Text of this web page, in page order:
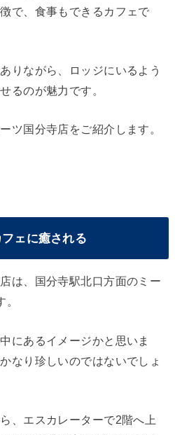
で、食事もできるカフェで
りながら、ロッジにいるよう
るのが魅力です。
ツ国分寺店をご紹介します。
ェに癒される
は、国分寺駅北口方面のミー
にあるイメージかと思いま
なり珍しいのではないでしょ
、エスカレーターで2階へ上